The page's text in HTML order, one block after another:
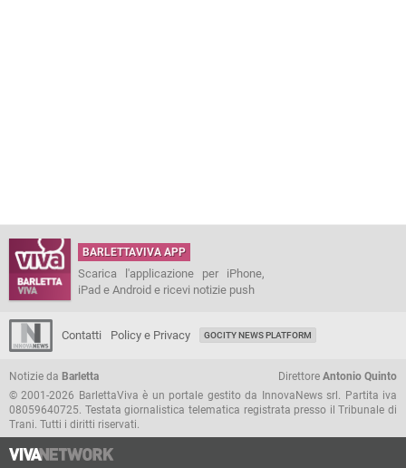
BARLETTAVIVA APP
Scarica l'applicazione per iPhone,
iPad e Android e ricevi notizie push
Contatti Policy e Privacy GOCITY NEWS PLATFORM
Notizie da Barletta Direttore Antonio Quinto
© 2001-2026 BarlettaViva è un portale gestito da InnovaNews srl. Partita iva
08059640725. Testata giornalistica telematica registrata presso il Tribunale di
Trani. Tutti i diritti riservati.